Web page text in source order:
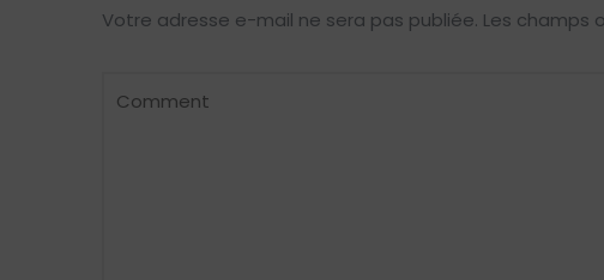
Votre adresse e-mail ne sera pas publiée. Les champs